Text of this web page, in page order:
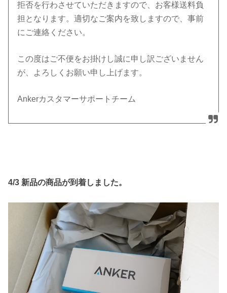
拒否を行わさせていただきますので、お客様送料負
担となります。適切なご案内を致しますので、事前
にご連絡ください。
この度はご不便をお掛けし誠に申し訳ございません
が、よろしくお願い申し上げます。
Ankerカスタマーサポートチーム
4/3 新品の商品が到着しました。